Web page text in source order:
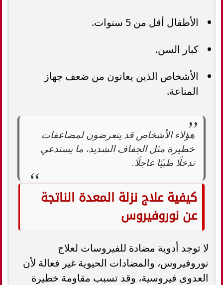
الأطفال أقل من 5 سنوات.
كبار السن.
الأشخاص الذين يعانون من ضعف جهاز
المناعة.
هؤلاء الأشخاص قد يتعرضون لمضاعفات
خطيرة مثل الجفاف الشديد، ما يستدعي
تدخلًا طبيًا عاجلًا.
كيفية علاج نزلة المعدة الناتجة
عن نوروفيروس
لا توجد أدوية مضادة للفيروسات لعلاج
نوروفيروس، والمضادات الحيوية غير فعالة لأن
العدوى فيروسية، وقد تسبب مقاومة خطيرة